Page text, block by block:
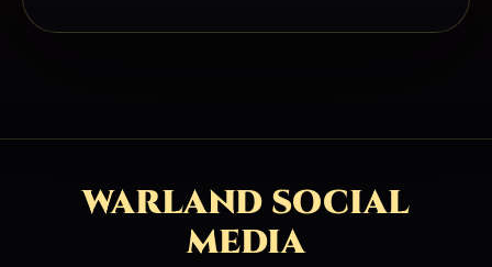
WARLAND SOCIAL
MEDIA